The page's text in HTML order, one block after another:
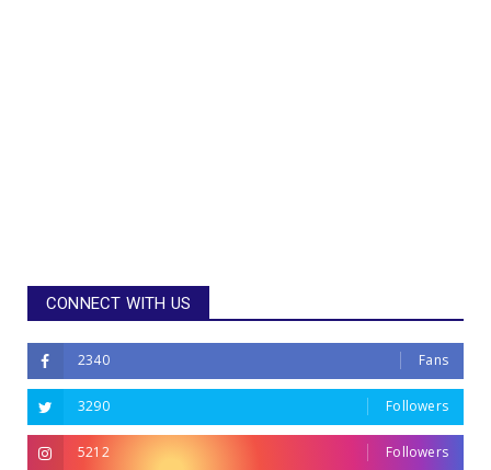
CONNECT WITH US
2340 Fans
3290 Followers
5212 Followers